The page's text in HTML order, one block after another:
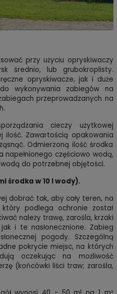
przy użyciu opryskiwaczy
średnio, lub grubokroplisty.
opryskiwacze, jak i duże
wykonywania zabiegów na
przeprowadzanych na
cieczy użytkowej
ilość. Zawartością opakowania
Odmierzoną ilość środka
napełnionego częściowo wodą,
wodą do potrzebnej objętości.
środka w 10 l wody).
dobrać tak, aby cały teren, na
podlega ochronie został
należy trawę, zarośla, krzaki
i te nasłonecznione. Zabieg
pogody. Szczególną
pokrycie miejsc, na których
oczekując na możliwość
(końcówki liści traw; zarośla,